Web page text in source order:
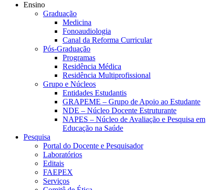
Ensino
Graduação
Medicina
Fonoaudiologia
Canal da Reforma Curricular
Pós-Graduação
Programas
Residência Médica
Residência Multiprofissional
Grupo e Núcleos
Entidades Estudantis
GRAPEME – Grupo de Apoio ao Estudante
NDE – Núcleo Docente Estruturante
NAPES – Núcleo de Avaliação e Pesquisa em
Educação na Saúde
Pesquisa
Portal do Docente e Pesquisador
Laboratórios
Editais
FAEPEX
Serviços